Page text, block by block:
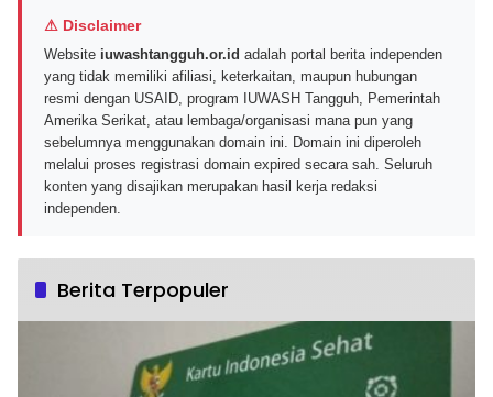
⚠ Disclaimer
Website iuwashtangguh.or.id adalah portal berita independen
yang tidak memiliki afiliasi, keterkaitan, maupun hubungan
resmi dengan USAID, program IUWASH Tangguh, Pemerintah
Amerika Serikat, atau lembaga/organisasi mana pun yang
sebelumnya menggunakan domain ini. Domain ini diperoleh
melalui proses registrasi domain expired secara sah. Seluruh
konten yang disajikan merupakan hasil kerja redaksi
independen.
Berita Terpopuler